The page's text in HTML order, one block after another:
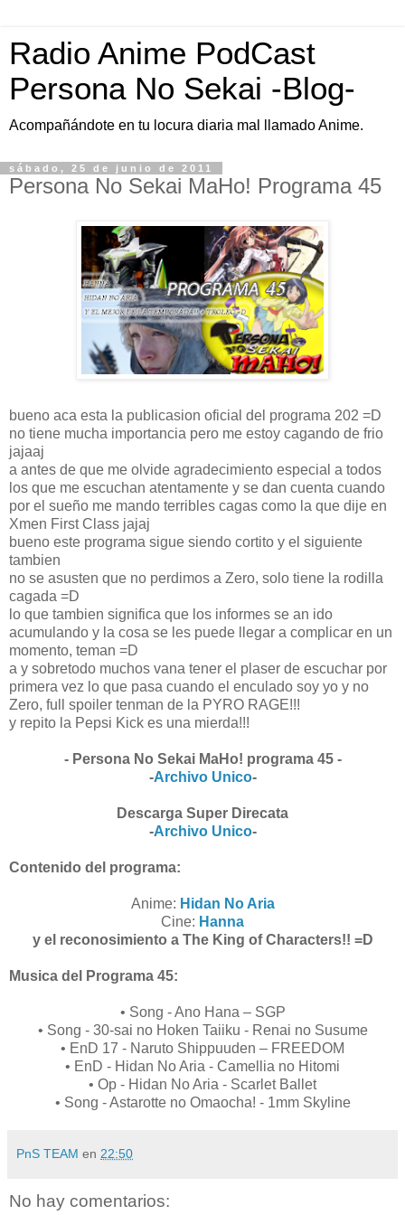
Radio Anime PodCast
Persona No Sekai -Blog-
Acompañándote en tu locura diaria mal llamado Anime.
sábado, 25 de junio de 2011
Persona No Sekai MaHo! Programa 45
bueno aca esta la publicasion oficial del programa 202 =D
no tiene mucha importancia pero me estoy cagando de frio
jajaaj
a antes de que me olvide agradecimiento especial a todos
los que me escuchan atentamente y se dan cuenta cuando
por el sueño me mando terribles cagas como la que dije en
Xmen First Class jajaj
bueno este programa sigue siendo cortito y el siguiente
tambien
no se asusten que no perdimos a Zero, solo tiene la rodilla
cagada =D
lo que tambien significa que los informes se an ido
acumulando y la cosa se les puede llegar a complicar en un
momento, teman =D
a y sobretodo muchos vana tener el plaser de escuchar por
primera vez lo que pasa cuando el enculado soy yo y no
Zero, full spoiler tenman de la PYRO RAGE!!!
y repito la Pepsi Kick es una mierda!!!
- Persona No Sekai MaHo! programa 45 -
-Archivo Unico-
Descarga Super Direcata
-Archivo Unico-
Contenido del programa:
Anime: Hidan No Aria
Cine: Hanna
y el reconosimiento a The King of Characters!! =D
Musica del Programa 45:
• Song - Ano Hana – SGP
• Song - 30-sai no Hoken Taiiku - Renai no Susume
• EnD 17 - Naruto Shippuuden – FREEDOM
• EnD - Hidan No Aria - Camellia no Hitomi
• Op - Hidan No Aria - Scarlet Ballet
• Song - Astarotte no Omaocha! - 1mm Skyline
PnS TEAM en 22:50
No hay comentarios: